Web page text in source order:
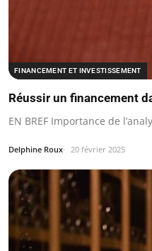
FINANCEMENT ET INVESTISSEMENT
Réussir un financement
EN BREF Importance de
Delphine Roux 20 février 2025